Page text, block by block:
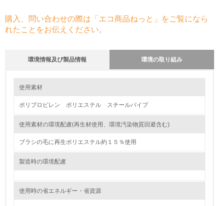
購入、問い合わせの際は「エコ商品ねっと」をご覧になら
れたことをお伝えください。
環境情報及び製品情報 環境の取り組み
1.環境取り組み体制
レベル1
使用素材
ポリプロピレン ポリエステル スチールパイプ
使用素材の環境配慮(再生材使用、環境汚染物質回避含む)
ブラシの毛に再生ポリエステル約１５％使用
製造時の環境配慮
使用時の省エネルギー・省資源